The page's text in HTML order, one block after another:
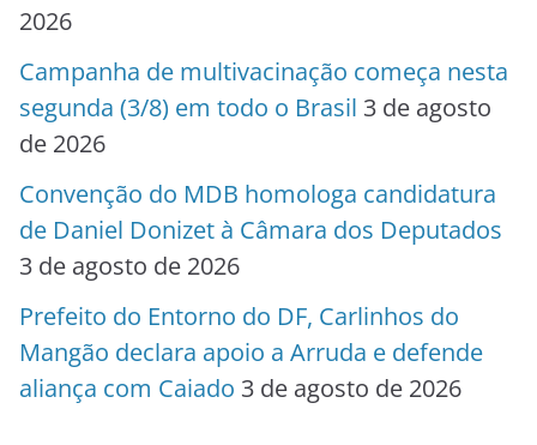
2026
Campanha de multivacinação começa nesta
segunda (3/8) em todo o Brasil 3 de agosto
de 2026
Convenção do MDB homologa candidatura
de Daniel Donizet à Câmara dos Deputados
3 de agosto de 2026
Prefeito do Entorno do DF, Carlinhos do
Mangão declara apoio a Arruda e defende
aliança com Caiado 3 de agosto de 2026